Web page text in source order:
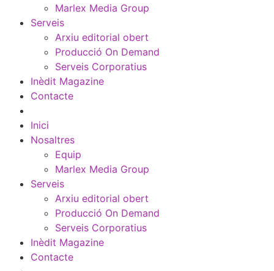
Marlex Media Group
Serveis
Arxiu editorial obert
Producció On Demand
Serveis Corporatius
Inèdit Magazine
Contacte
Inici
Nosaltres
Equip
Marlex Media Group
Serveis
Arxiu editorial obert
Producció On Demand
Serveis Corporatius
Inèdit Magazine
Contacte